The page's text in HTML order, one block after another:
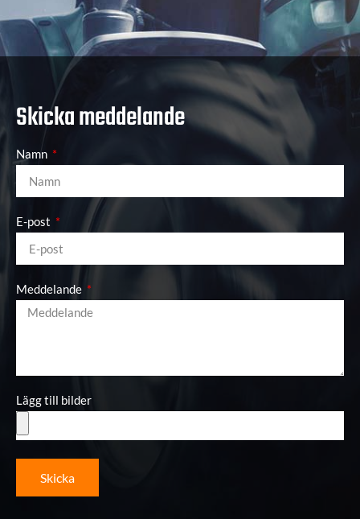
Skicka meddelande
Namn
E-post
Meddelande
Lägg till bilder
Skicka